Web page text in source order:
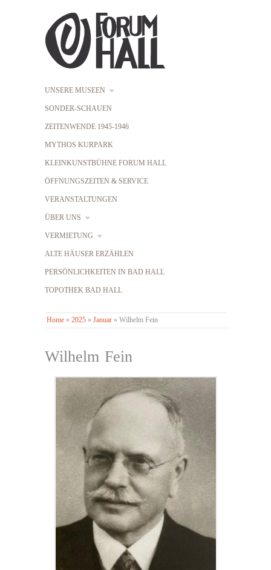
UNSERE MUSEEN
SONDER-SCHAUEN
ZEITENWENDE 1945-1946
MYTHOS KURPARK
KLEINKUNSTBÜHNE FORUM HALL
ÖFFNUNGSZEITEN & SERVICE
VERANSTALTUNGEN
ÜBER UNS
VERMIETUNG
ALTE HÄUSER ERZÄHLEN
PERSÖNLICHKEITEN IN BAD HALL
TOPOTHEK BAD HALL
Home » 2025 » Januar » Wilhelm Fein
Wilhelm Fein